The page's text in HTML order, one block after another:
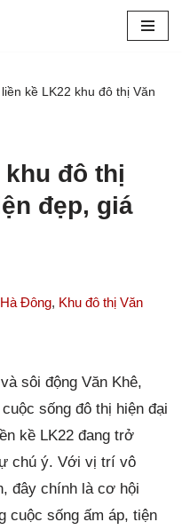
kề LK22 khu đô thị Văn
khu đô thị
đẹp, giá
Đông, Khu đô thị Văn
sôi động Văn Khê,
sống đô thị hiện đại
kề LK22 đang trở
chú ý. Với vị trí vô
đây chính là cơ hội
cuộc sống ấm áp, tiện